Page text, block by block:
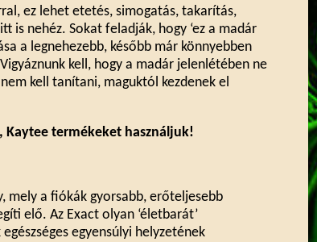
ez lehet etetés, simogatás, takarítás,
is nehéz. Sokat feladják, hogy ‘ez a madár
a legnehezebb, később már könnyebben
kell, hogy a madár jelenlétében ne
kell tanítani, maguktól kezdenek el
Kaytee termékeket használjuk!
mely a fiókák gyorsabb, erőteljesebb
elő. Az Exact olyan ‘életbarát’
egyensúlyi helyzetének